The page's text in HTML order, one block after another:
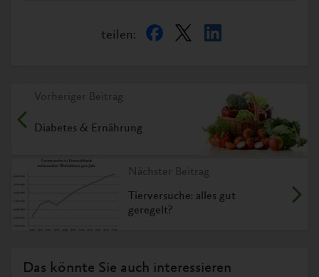
teilen:
Vorheriger Beitrag
Diabetes & Ernährung
Nächster Beitrag
Tierversuche: alles gut
geregelt?
Das könnte Sie auch interessieren